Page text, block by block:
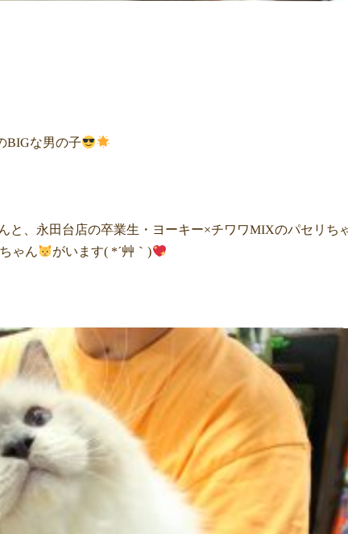
BIGな男の子
と、永田台店の卒業生・ヨーキー×チワワMIXのパセリち
ゃん がいます( *´艸｀)